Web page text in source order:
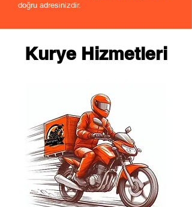
doğru adresinizdir.
Kurye Hizmetleri